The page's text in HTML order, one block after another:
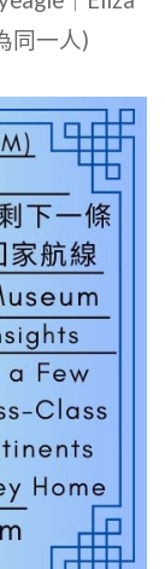
｜
星
鷹
第
2
區
｜
SEWM
第
2
區
FROM
同一人)